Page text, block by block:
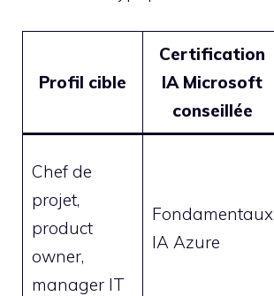
Profil cible
Certification
IA Microsoft
conseillée
Chef de
projet,
product
owner,
manager IT
Fondamentaux
IA Azure